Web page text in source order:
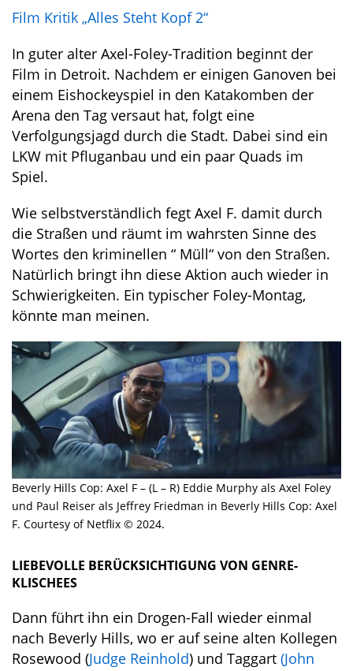
Film Kritik „Alles Steht Kopf 2“
In guter alter Axel-Foley-Tradition beginnt der
Film in Detroit. Nachdem er einigen Ganoven bei
einem Eishockeyspiel in den Katakomben der
Arena den Tag versaut hat, folgt eine
Verfolgungsjagd durch die Stadt. Dabei sind ein
LKW mit Pfluganbau und ein paar Quads im
Spiel.
Wie selbstverständlich fegt Axel F. damit durch
die Straßen und räumt im wahrsten Sinne des
Wortes den kriminellen “ Müll“ von den Straßen.
Natürlich bringt ihn diese Aktion auch wieder in
Schwierigkeiten. Ein typischer Foley-Montag,
könnte man meinen.
Beverly Hills Cop: Axel F – (L – R) Eddie Murphy als Axel Foley
und Paul Reiser als Jeffrey Friedman in Beverly Hills Cop: Axel
F. Courtesy of Netflix © 2024.
LIEBEVOLLE BERÜCKSICHTIGUNG VON GENRE-
KLISCHEES
Dann führt ihn ein Drogen-Fall wieder einmal
nach Beverly Hills, wo er auf seine alten Kollegen
Rosewood (Judge Reinhold) und Taggart (John